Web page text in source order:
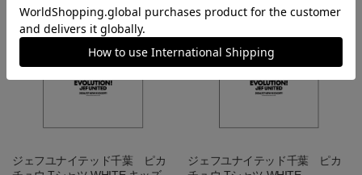
ジェフユナイテッド千葉 ピカ
ジェフユナイテッド千葉 ピカ